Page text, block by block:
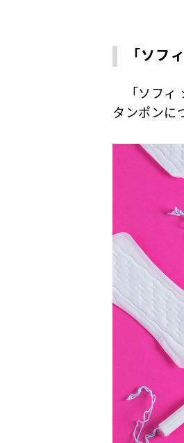
「ソフ
「ソフィ
タンポンに